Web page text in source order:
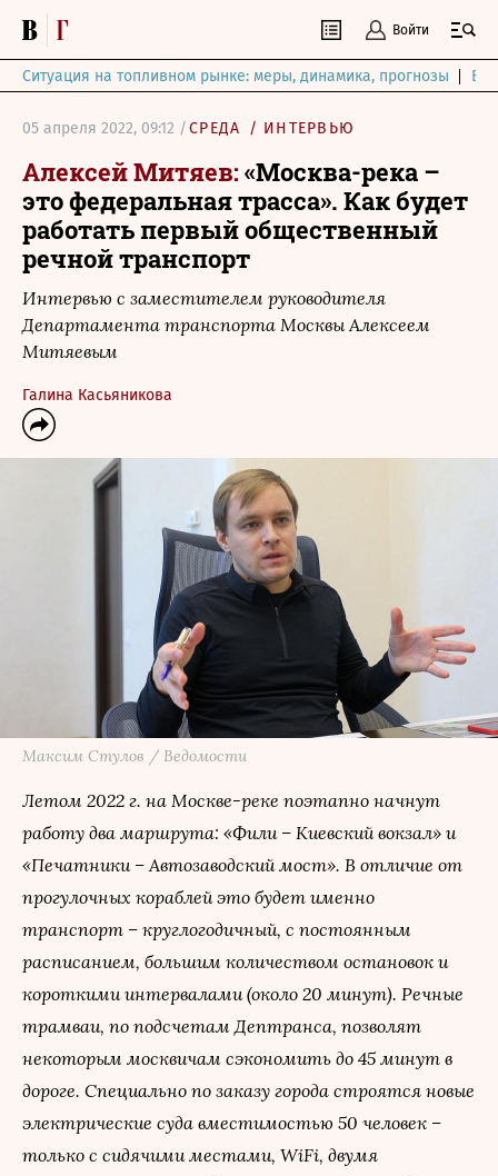
Войти
Ситуация на топливном рынке: меры, динамика, прогнозы
05 апреля 2022, 09:12 /СРЕДА / ИНТЕРВЬЮ
Алексей Митяев:«Москва-река –
это федеральная трасса». Как будет
работать первый общественный
речной транспорт
Интервью с заместителем руководителя
Департамента транспорта Москвы Алексеем
Митяевым
Галина Касьяникова
Максим Стулов / Ведомости
Летом 2022 г. на Москве-реке поэтапно начнут
работу два маршрута: «Фили – Киевский вокзал» и
«Печатники – Автозаводский мост». В отличие от
прогулочных кораблей это будет именно
транспорт – круглогодичный, с постоянным
расписанием, большим количеством остановок и
короткими интервалами (около 20 минут). Речные
трамваи, по подсчетам Дептранса, позволят
некоторым москвичам сэкономить до 45 минут в
дороге. Специально по заказу города строятся новые
электрические суда вместимостью 50 человек –
только с сидячими местами, WiFi, двумя